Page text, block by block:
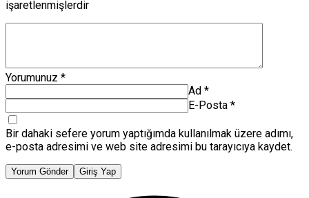
işaretlenmişlerdir
Yorumunuz *
Ad *
E-Posta *
Bir dahaki sefere yorum yaptığımda kullanılmak üzere adımı,
e-posta adresimi ve web site adresimi bu tarayıcıya kaydet.
Yorum Gönder Giriş Yap